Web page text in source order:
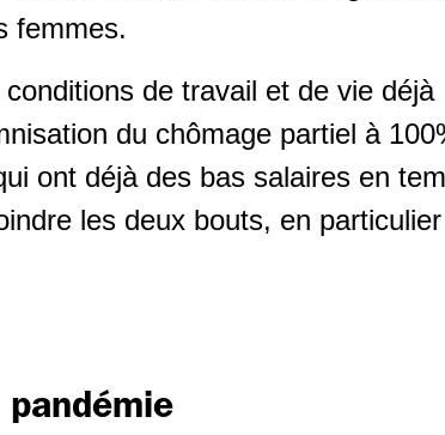
femmes.
de travail et de vie déjà
du chômage partiel à
ont déjà des bas salaires en
les deux bouts, en